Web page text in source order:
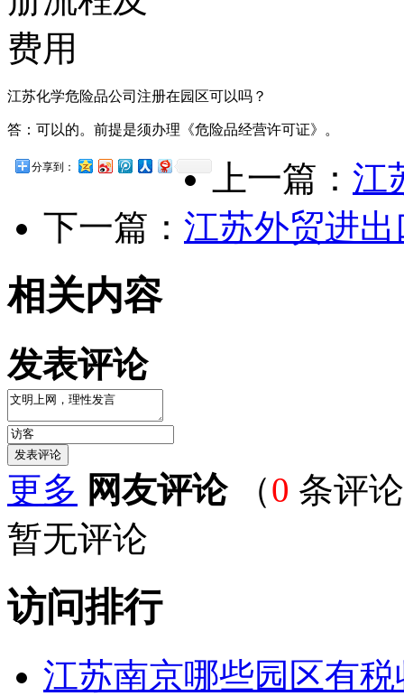
江苏化学危险品公司注册在园区可以吗？
答：可以的。前提是须办理《危险品经营许可证》。
分享到： 上一篇： 江
下一篇： 江苏外贸进
相关内容
发表评论
更多 网友评论（0 条评
暂无评论
访问排行
江苏南京哪些园区有